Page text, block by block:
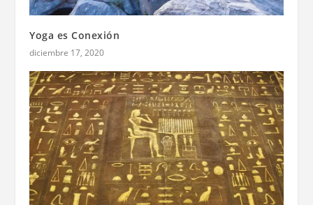
Yoga es Conexión
diciembre 17, 2020